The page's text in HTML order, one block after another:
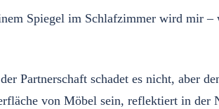
Spiegel im Schlafzimmer wird mir
Partnerschaft schadet es nicht, aber
von Möbel sein, reflektiert in der